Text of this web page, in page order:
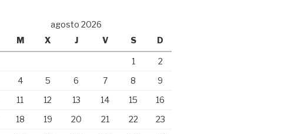
agosto 2026
M X J V S D
1
2
4 5 6 7 8
9
11 12 13 14 15
16
18 19 20 21 22
23